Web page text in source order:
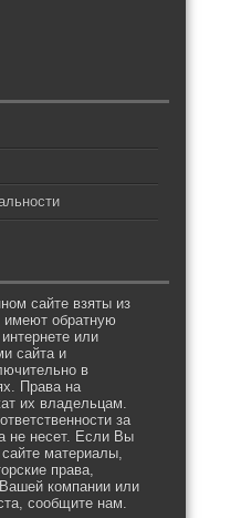
сайте взяты из
имеют обратную
или
сайта и
в
Права на
их владельцам.
за
не несет. Если Вы
материалы,
права,
компании или
сообщите нам.